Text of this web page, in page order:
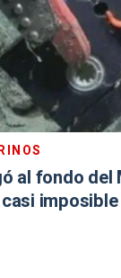
al fondo del
imposible